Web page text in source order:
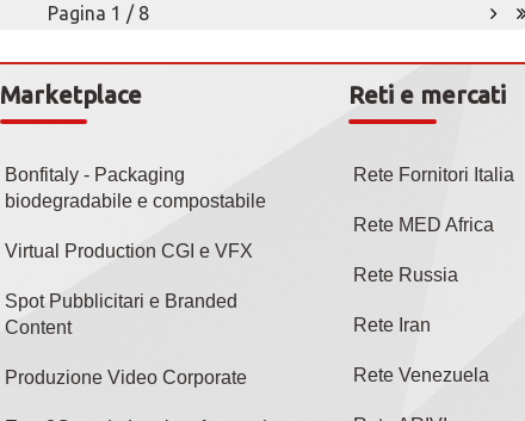
Pagina 1 / 8
Marketplace
Bonfitaly - Packaging
biodegradabile e compostabile
Virtual Production CGI e VFX
Spot Pubblicitari e Branded
Content
Produzione Video Corporate
Reti e mercati
Rete Fornitori Italia
Rete MED Africa
Rete Russia
Rete Iran
Rete Venezuela